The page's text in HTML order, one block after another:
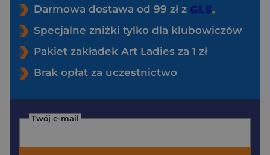
Darmowa dostawa od 99 zł z
Specjalne zniżki tylko dla klubowiczów
Pakiet zakładek Art Ladies za 1 zł
Brak opłat za uczestnictwo
Twój e-mail